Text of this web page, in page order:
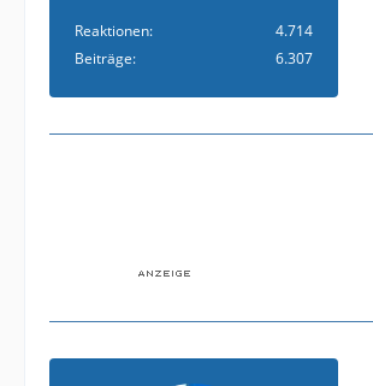
Reaktionen
4.714
Beiträge
6.307